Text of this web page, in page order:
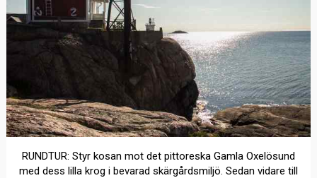
RUNDTUR: Styr kosan mot det pittoreska Gamla Oxelösund
med dess lilla krog i bevarad skärgårdsmiljö. Sedan vidare till